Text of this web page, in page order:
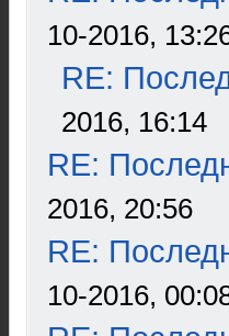
10-2016,
RE:
2016, 16:14
RE:
2016, 20:56
RE:
10-2016,